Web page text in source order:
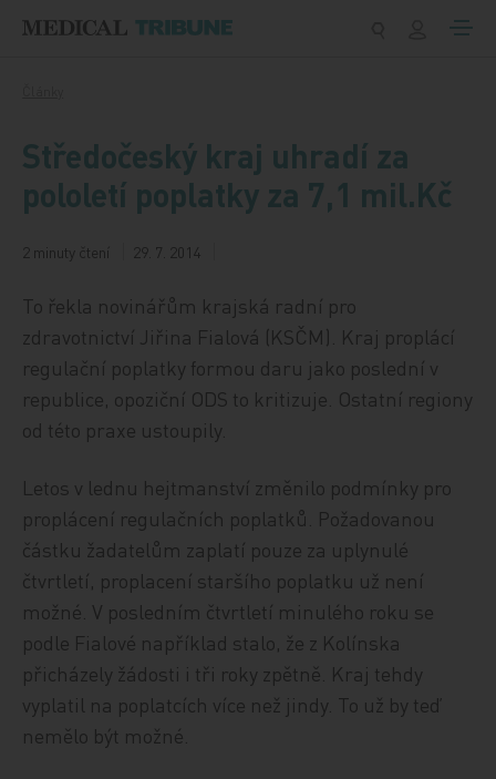
Středočeský kraj uhradí za
pololetí poplatky za 7,1 mil.Kč
2 minuty čtení 29. 7. 2014
To řekla novinářům krajská radní pro
zdravotnictví Jiřina Fialová (KSČM). Kraj proplácí
regulační poplatky formou daru jako poslední v
republice, opoziční ODS to kritizuje. Ostatní regiony
od této praxe ustoupily.
Letos v lednu hejtmanství změnilo podmínky pro
proplácení regulačních poplatků. Požadovanou
částku žadatelům zaplatí pouze za uplynulé
čtvrtletí, proplacení staršího poplatku už není
možné. V posledním čtvrtletí minulého roku se
podle Fialové například stalo, že z Kolínska
přicházely žádosti i tři roky zpětně. Kraj tehdy
vyplatil na poplatcích více než jindy. To už by teď
nemělo být možné.